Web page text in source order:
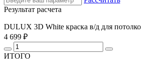
Результат расчета
DULUX 3D White краска в/д для
4 699 ₽
ИТОГО